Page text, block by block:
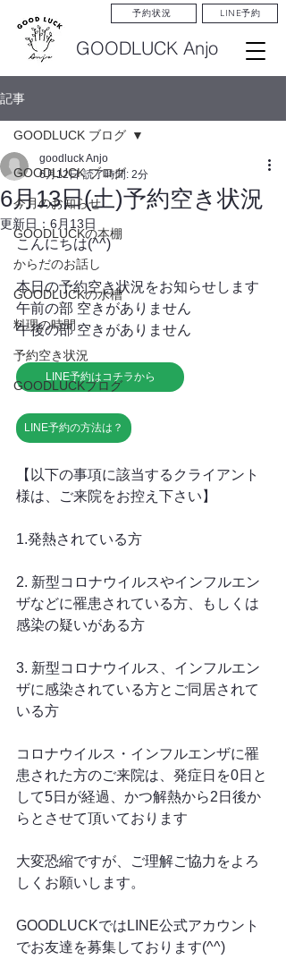
予約状況 LINE予約
GOODLUCK Anjo
記事
GOODLUCK ブログ
今月のお知らせ
GOODLUCKの本棚
からだのお話し
GOODLUCKの水槽
料理の時間
予約空き状況
GOODLUCKブログ
GOODLUCK ブログ
6月13日(土)予約空き状況
goodluck Anjo
6月12日 読了時間: 2分
更新日： 6月13日
こんにちは(^^)
本日の予約空き状況をお知らせします
午前の部 空きがありません
午後の部 空きがありません
LINE予約はコチラから
LINE予約の方法は？
【以下の事項に該当するクライアント
様は、ご来院をお控え下さい】
1.発熱されている方
2. 新型コロナウイルスやインフルエン
ザなどに罹患されている方、もしくは
感染の疑いがある方
3. 新型コロナウイルス、インフルエン
ザに感染されている方とご同居されて
いる方
コロナウイルス・インフルエンザに罹
患された方のご来院は、発症日を0日と
して5日が経過、かつ解熱から2日後か
らとさせて頂いております
大変恐縮ですが、ご理解ご協力をよろ
しくお願いします。
GOODLUCKではLINE公式アカウント
でお友達を募集しております(^^)